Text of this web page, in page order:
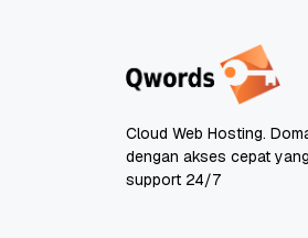
Cloud Web Hosting.
dengan akses cepat
support 24/7